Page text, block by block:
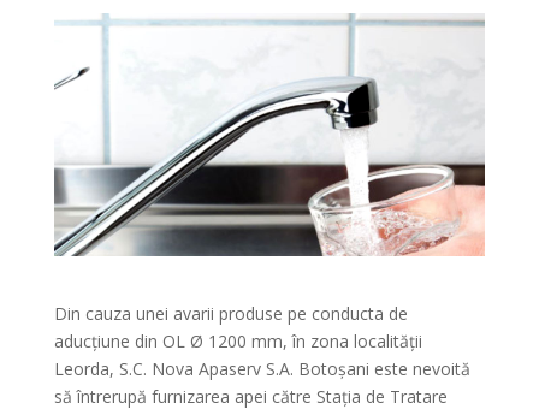
Din cauza unei avarii produse pe conducta de
aducţiune din OL Ø 1200 mm, în zona localității
Leorda, S.C. Nova Apaserv S.A. Botoşani este nevoită
să întrerupă furnizarea apei către Stația de Tratare